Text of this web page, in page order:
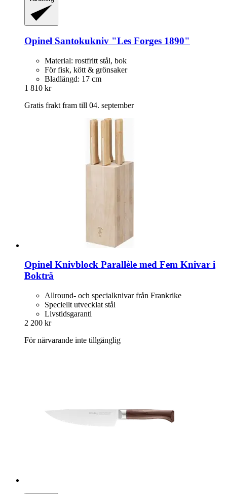
Opinel Santokukniv "Les Forges 1890"
Material: rostfritt stål, bok
För fisk, kött & grönsaker
Bladlängd: 17 cm
1 810 kr
Gratis frakt fram till 04. september
Opinel Knivblock Parallèle med Fem Knivar i
Bokträ
Allround- och specialknivar från Frankrike
Speciellt utvecklat stål
Livstidsgaranti
2 200 kr
För närvarande inte tillgänglig